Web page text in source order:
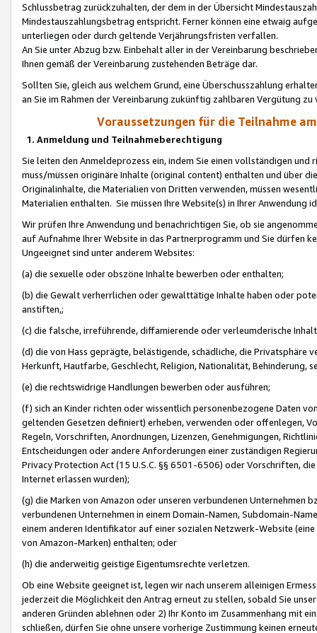
Schlussbetrag zurückzuhalten, der dem in der Übersicht
Mindestauszahlungsbetrag entspricht. Ferner können eine etwaig
unterliegen oder durch geltende Verjährungsfristen verfallen.
An Sie unter Abzug bzw. Einbehalt aller in der Vereinbarung
Ihnen gemäß der Vereinbarung zustehenden Beträge dar.
Sollten Sie, gleich aus welchem Grund, eine Überschusszahlung
an Sie im Rahmen der Vereinbarung zukünftig zahlbaren Vergütung zu
Voraussetzungen für die Teilnahme
1. Anmeldung und Teilnahmeberechtigung
Sie leiten den Anmeldeprozess ein, indem Sie einen vollständigen
muss/müssen originäre Inhalte (original content) enthalten und über
Originalinhalte, die Materialien von Dritten verwenden, müssen
Materialien enthalten. Sie müssen Ihre Website(s) in Ihrer Anwendung
Wir prüfen Ihre Anwendung und benachrichtigen Sie, ob sie
auf Aufnahme Ihrer Website in das Partnerprogramm und Sie dürfen
Ungeeignet sind unter anderem Websites:
(a) die sexuelle oder obszöne Inhalte bewerben oder enthalten;
(b) die Gewalt verherrlichen oder gewalttätige Inhalte haben oder
anstiften,;
(c) die falsche, irreführende, diffamierende oder verleumderische
(d) die von Hass geprägte, belästigende, schädliche, die Privatsphäre
Herkunft, Hautfarbe, Geschlecht, Religion, Nationalität, Behinderung,
(e) die rechtswidrige Handlungen bewerben oder ausführen;
(f) sich an Kinder richten oder wissentlich personenbezogene Daten
geltenden Gesetzen definiert) erheben, verwenden oder offenlegen,
Regeln, Vorschriften, Anordnungen, Lizenzen, Genehmigungen,
Entscheidungen oder andere Anforderungen einer zuständigen
Privacy Protection Act (15 U.S.C. §§ 6501-6506) oder Vorschriften,
Internet erlassen wurden);
(g) die Marken von Amazon oder unseren verbundenen Unternehmen
verbundenen Unternehmen in einem Domain-Namen, Subdomain-
einem anderen Identifikator auf einer sozialen Netzwerk-Website
von Amazon-Marken) enthalten; oder
(h) die anderweitig geistige Eigentumsrechte verletzen.
Ob eine Website geeignet ist, legen wir nach unserem alleinigen
jederzeit die Möglichkeit den Antrag erneut zu stellen, sobald Sie
anderen Gründen ablehnen oder 2) Ihr Konto im Zusammenhang mit
schließen, dürfen Sie ohne unsere vorherige Zustimmung keinen